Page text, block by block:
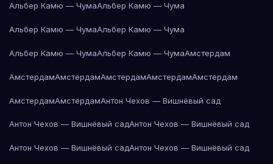
Альбер Камю — ЧумаАльбер Камю — Чума
Альбер Камю — ЧумаАльбер Камю — Чума
Альбер Камю — ЧумаАльбер Камю — ЧумаАмстердам
АмстердамАмстердамАмстердамАмстердамАмстердам
АмстердамАмстердамАнтон Чехов — Вишнёвый сад
Антон Чехов — Вишнёвый садАнтон Чехов — Вишнёвый сад
Антон Чехов — Вишнёвый садАнтон Чехов — Вишнёвый сад